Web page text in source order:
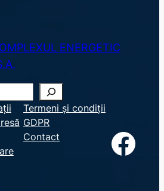
ENERGETIC
Termeni și condiții
GDPR
Contact
Facebook